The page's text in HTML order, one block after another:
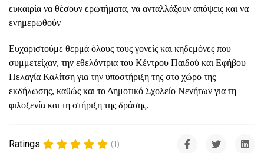
ευκαιρία να θέσουν ερωτήματα, να ανταλλάξουν απόψεις και να
ενημερωθούν
Ευχαριστούμε θερμά όλους τους γονείς και κηδεμόνες που
συμμετείχαν, την εθελόντρια του Κέντρου Παιδού και Εφήβου
Πελαγία Καλίτση για την υποστήριξη της στο χώρο της
εκδήλωσης, καθώς και το Δημοτικό Σχολείο Νενήτων για τη
φιλοξενία και τη στήριξη της δράσης.
Ratings (1)